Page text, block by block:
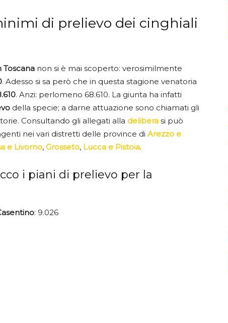
di prelievo dei cinghiali
Toscana non si è mai scoperto: verosimilmente
. Adesso si sa però che in questa stagione venatoria
. Anzi: perlomeno 68.610. La giunta ha infatti
della specie; a darne attuazione sono chiamati gli
Consultando gli allegati alla delibera si può
nei vari distretti delle province di Arezzo e
e Livorno, Grosseto, Lucca e Pistoia.
i piani di prelievo per la
: 9.026